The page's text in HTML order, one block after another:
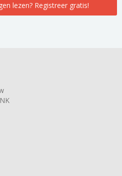
lezen? Registreer gratis!